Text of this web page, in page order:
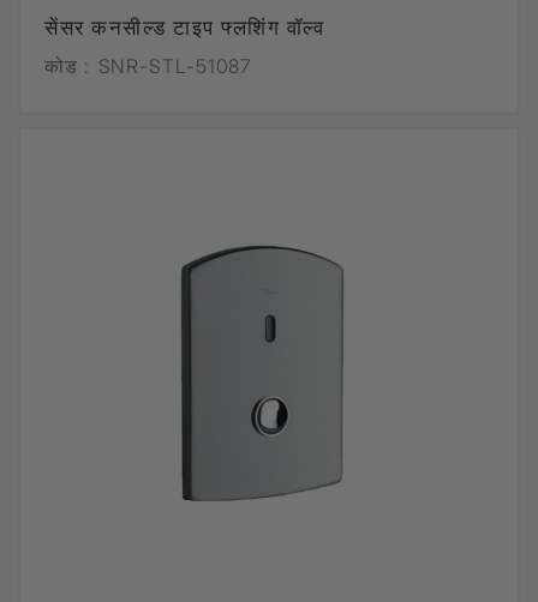
सेंसर कनसील्ड टाइप फ्लशिंग वॉल्व
कोड : SNR-STL-51087